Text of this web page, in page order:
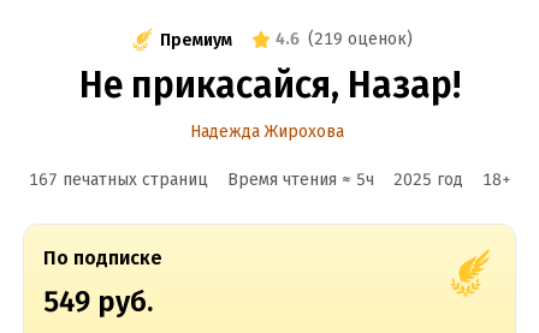
Премиум 4.6 (219 оценок)
Не прикасайся, Назар!
Надежда Жирохова
167 печатных страниц Время чтения ≈ 5ч 2025 год 18+
По подписке
549 руб.